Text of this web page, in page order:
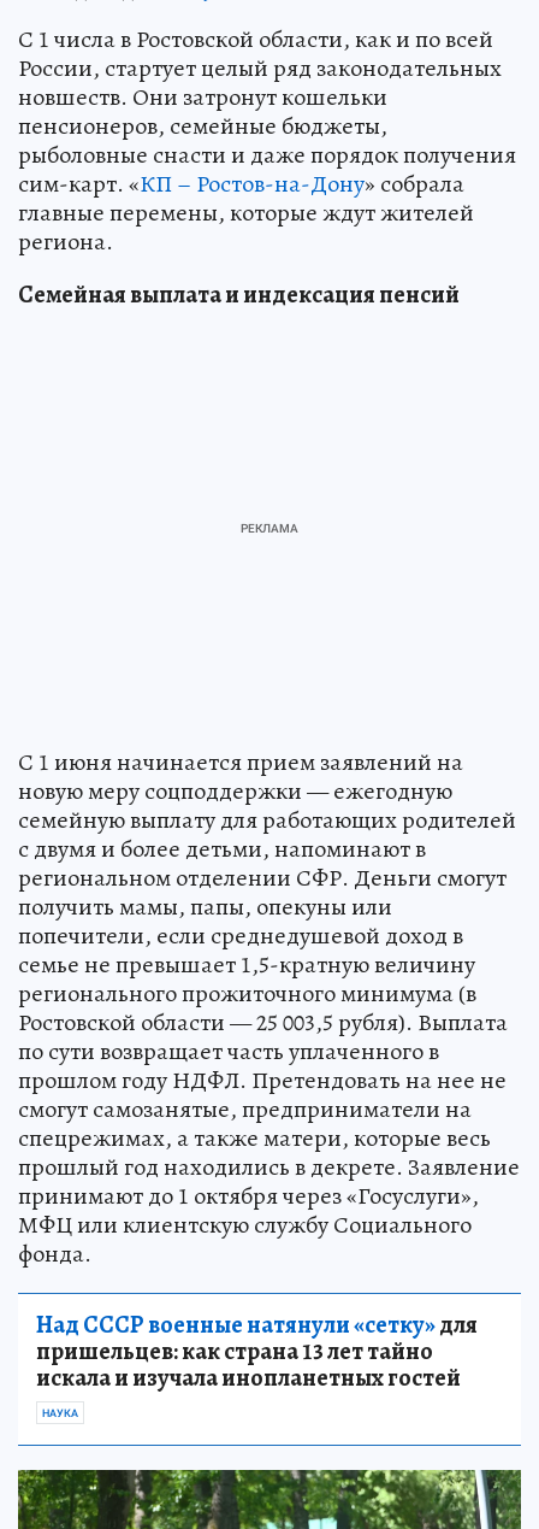
С 1 числа в Ростовской области, как и по всей
России, стартует целый ряд законодательных
новшеств. Они затронут кошельки
пенсионеров, семейные бюджеты,
рыболовные снасти и даже порядок получения
сим-карт. «КП – Ростов-на-Дону» собрала
главные перемены, которые ждут жителей
региона.
Семейная выплата и индексация пенсий
С 1 июня начинается прием заявлений на
новую меру соцподдержки — ежегодную
семейную выплату для работающих родителей
с двумя и более детьми, напоминают в
региональном отделении СФР. Деньги смогут
получить мамы, папы, опекуны или
попечители, если среднедушевой доход в
семье не превышает 1,5-кратную величину
регионального прожиточного минимума (в
Ростовской области — 25 003,5 рубля). Выплата
по сути возвращает часть уплаченного в
прошлом году НДФЛ. Претендовать на нее не
смогут самозанятые, предприниматели на
спецрежимах, а также матери, которые весь
прошлый год находились в декрете. Заявление
принимают до 1 октября через «Госуслуги»,
МФЦ или клиентскую службу Социального
фонда.
Над СССР военные натянули «сетку»для
пришельцев: как страна 13 лет тайно
искала и изучала инопланетных гостей
НАУКА